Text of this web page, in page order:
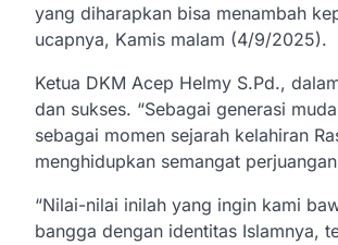
yang diharapkan bisa menambah
ucapnya, Kamis malam (4/9/2025).
Ketua DKM Acep Helmy S.Pd.,
dan sukses. “Sebagai generasi
sebagai momen sejarah kelahiran
menghidupkan semangat
“Nilai-nilai inilah yang ingin kami
bangga dengan identitas Islamnya,